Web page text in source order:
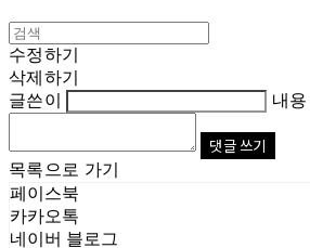
수정하기
삭제하기
글쓴이
내용
댓글 쓰기
목록으로 가기
페이스북
카카오톡
네이버 블로그